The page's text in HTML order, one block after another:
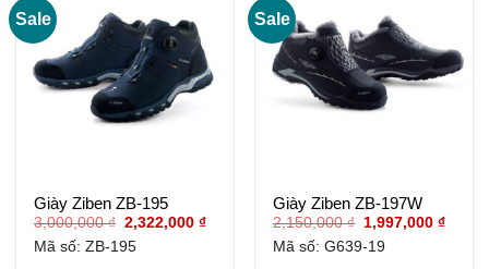
Sale
Giày Ziben ZB-195
3,000,000₫ Giá
là:
2,322,000₫Giá
Mã số: ZB-195
Sale
Giày Ziben ZB-197W
2,150,000₫ Giá
là:
1,997,000₫Giá
Mã số: G639-19